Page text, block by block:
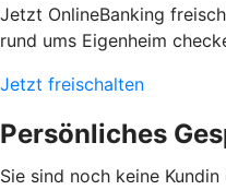
Jetzt OnlineBanking
rund ums Eigenheim
Jetzt freischalten
Persönliches
Sie sind noch keine